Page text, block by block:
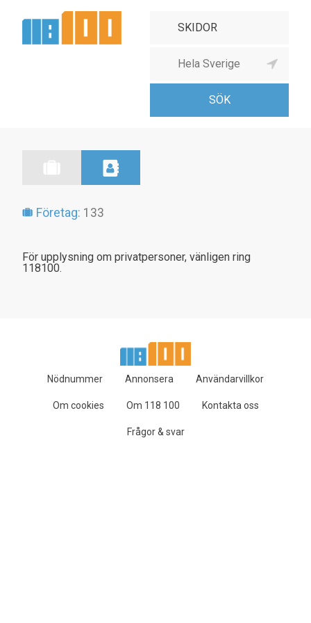
Företag: 133
För upplysning om privatpersoner, vänligen ring
118100.
Nödnummer Annonsera Användarvillkor
Om cookies Om 118 100 Kontakta oss
Frågor & svar